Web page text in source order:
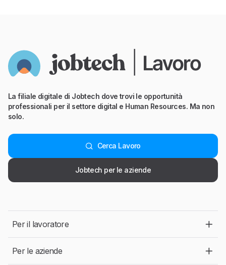
La filiale digitale di Jobtech dove trovi le opportunità
professionali per il settore digital e Human Resources. Ma non
solo.
Cerca Lavoro
Jobtech per le aziende
Per il lavoratore
Per le aziende